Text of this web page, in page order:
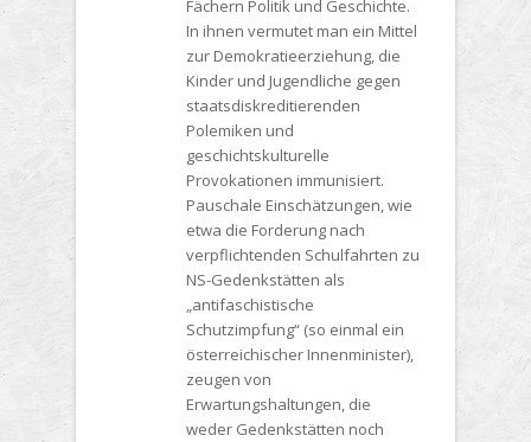
Fächern Politik und Geschichte.
In ihnen vermutet man ein Mittel
zur Demokratieerziehung, die
Kinder und Jugendliche gegen
staatsdiskreditierenden
Polemiken und
geschichtskulturelle
Provokationen immunisiert.
Pauschale Einschätzungen, wie
etwa die Forderung nach
verpflichtenden Schulfahrten zu
NS-Gedenkstätten als
„antifaschistische
Schutzimpfung“ (so einmal ein
österreichischer Innenminister),
zeugen von
Erwartungshaltungen, die
weder Gedenkstätten noch